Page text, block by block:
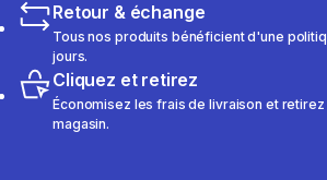
Retour & échange
Tous nos produits bénéficient d'une
jours.
Cliquez et retirez
Économisez les frais de livraison et
magasin.